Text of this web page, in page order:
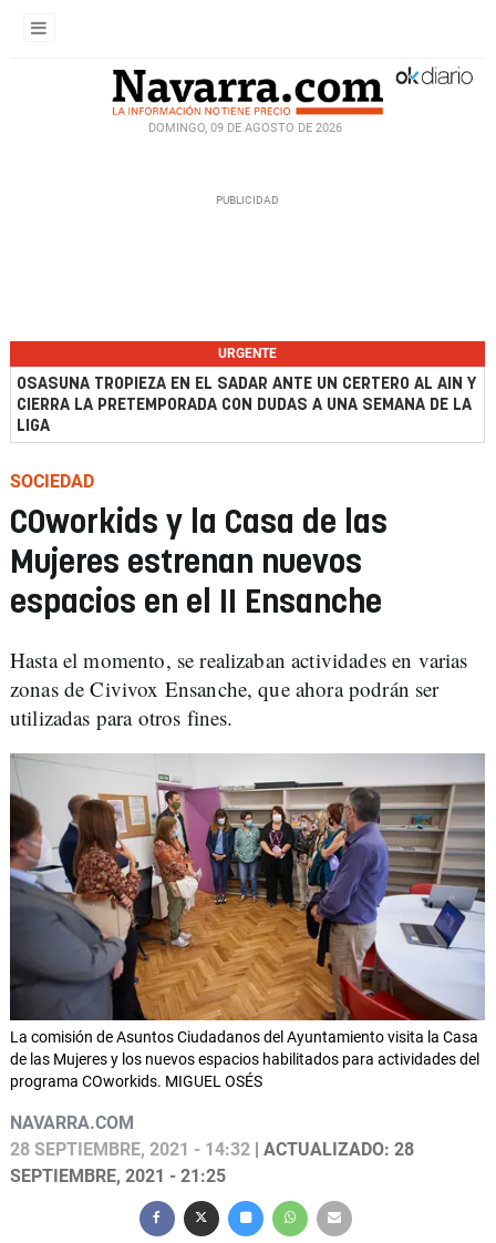
DOMINGO, 09 DE AGOSTO DE 2026
URGENTE
OSASUNA TROPIEZA EN EL SADAR ANTE UN CERTERO AL AIN Y
CIERRA LA PRETEMPORADA CON DUDAS A UNA SEMANA DE LA
LIGA
SOCIEDAD
COworkids y la Casa de las
Mujeres estrenan nuevos
espacios en el II Ensanche
Hasta el momento, se realizaban actividades en varias
zonas de Civivox Ensanche, que ahora podrán ser
utilizadas para otros fines.
La comisión de Asuntos Ciudadanos del Ayuntamiento visita la Casa
de las Mujeres y los nuevos espacios habilitados para actividades del
programa COworkids. MIGUEL OSÉS
NAVARRA.COM
28 SEPTIEMBRE, 2021 - 14:32 | ACTUALIZADO: 28
SEPTIEMBRE, 2021 - 21:25